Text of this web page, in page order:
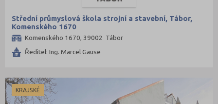
Střední průmyslová škola strojní a stavební, Tábor,
Komenského 1670
Komenského 1670, 39002 Tábor
Ředitel: Ing. Marcel Gause
KRAJSKÉ